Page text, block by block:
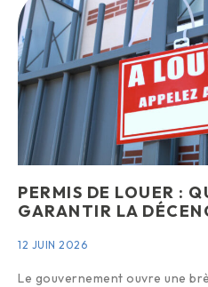
PERMIS DE LOUER :
GARANTIR LA
12 JUIN 2026
Le gouvernement ouvre une